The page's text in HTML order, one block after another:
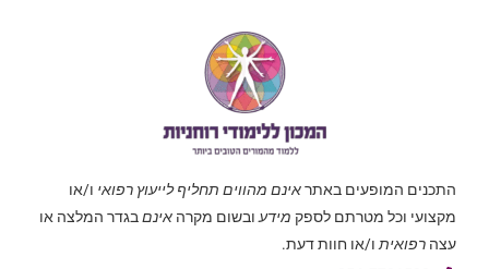
התכנים המופעים באתראינם מהווים תחליף לייעוץ רפואי ו/או
מקצועי וכל מטרתם לספק מידע ובשום מקרה אינםבגדר המלצה או
עצה רפואית ו/או חוות דעת.